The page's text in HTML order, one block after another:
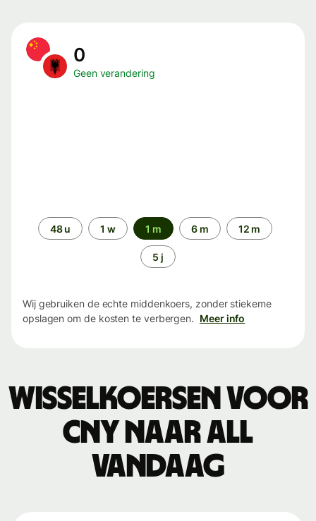
0
Geen verandering
Periode48 u 1 w 1 m 6 m 12 m
5 j
Wij gebruiken de echte middenkoers, zonder stiekeme
opslagen om de kosten te verbergen. Meer info
Wisselkoersen voor
CNY naar ALL
vandaag